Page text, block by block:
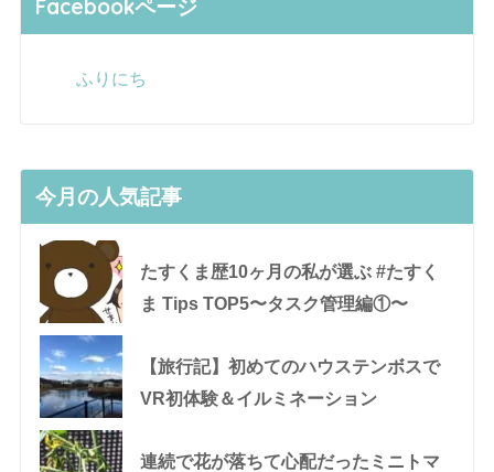
Facebookページ
ふりにち
今月の人気記事
たすくま歴10ヶ月の私が選ぶ #たすく
ま Tips TOP5〜タスク管理編①〜
【旅行記】初めてのハウステンボスで
VR初体験＆イルミネーション
連続で花が落ちて心配だったミニトマ